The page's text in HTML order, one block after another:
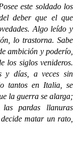
este soldado los
deber que el que
Algo leído y
lo trastorna. Sabe
ambición y poderío,
los siglos venideros.
y días, a veces sin
tantos en Italia, se
la guerra se alarga;
pardas llanuras
matar un rato,